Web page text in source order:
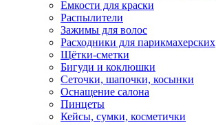
Емкости для краски
Распылители
Зажимы для волос
Расходники для парикмахерских
Щётки-сметки
Бигуди и коклюшки
Сеточки, шапочки, косынки
Оснащение салона
Пинцеты
Кейсы, сумки, косметички